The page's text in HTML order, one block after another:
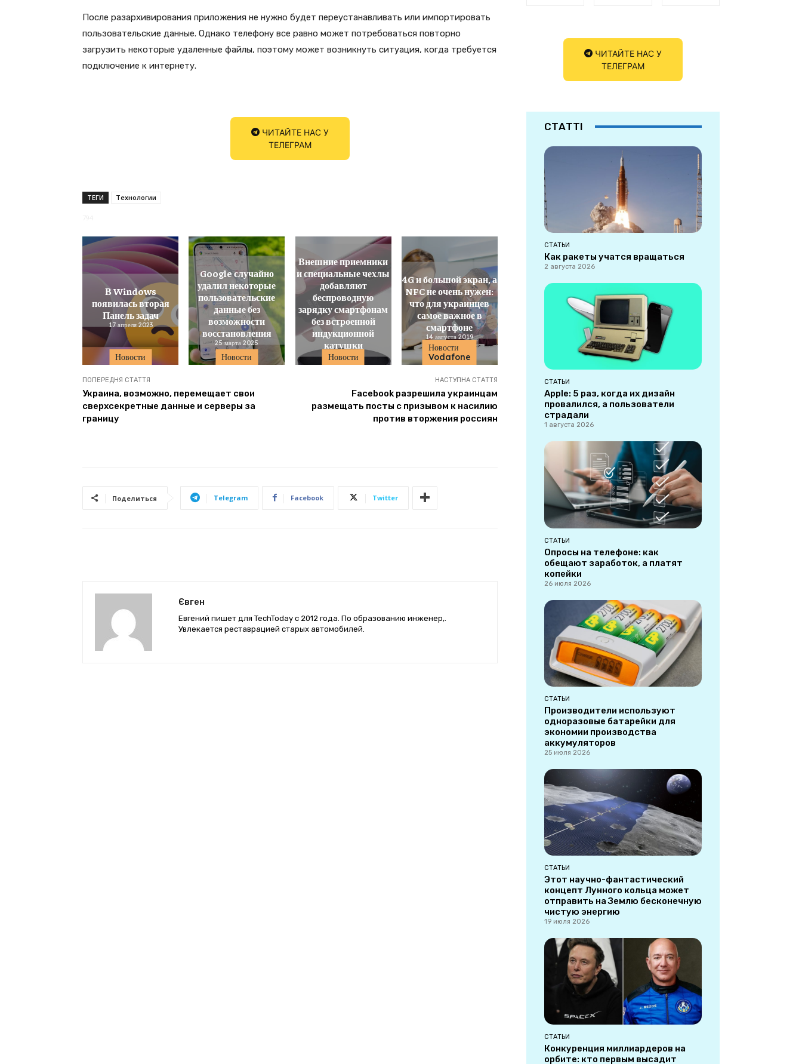
После разархивирования приложения не нужно будет переустанавливать или импортировать
пользовательские данные. Однако телефону все равно может потребоваться повторно
загрузить некоторые удаленные файлы, поэтому может возникнуть ситуация, когда требуется
подключение к интернету.
ЧИТАЙТЕ НАС У
ТЕЛЕГРАМ
ТЕГИ Технологии
Новости
В Windows
появилась вторая
Панель задач
17 апреля 2023
Новости
Google случайно
удалил некоторые
пользовательские
данные без
возможности
восстановления
25 марта 2025
Новости
Внешние приемники
и специальные чехлы
добавляют
беспроводную
зарядку смартфонам
без встроенной
индукционной
катушки
10 июня 2026
Новости
Vodafone
4G и большой экран, а
NFC не очень нужен:
что для украинцев
самое важное в
смартфоне
14 августа 2019
ПОПЕРЕДНЯ СТАТТЯ
Украина, возможно, перемещает свои
сверхсекретные данные и серверы за
границу
НАСТУПНА СТАТТЯ
Facebook разрешила украинцам
размещать посты с призывом к насилию
против вторжения россиян
Поделиться Telegram Facebook Twitter
Євген
Евгений пишет для TechToday с 2012 года. По образованию инженер,.
Увлекается реставрацией старых автомобилей.
ЧИТАЙТЕ НАС У
ТЕЛЕГРАМ
СТАТТІ
СТАТЬИ
Как ракеты учатся вращаться
2 августа 2026
СТАТЬИ
Apple: 5 раз, когда их дизайн
провалился, а пользователи
страдали
1 августа 2026
СТАТЬИ
Опросы на телефоне: как
обещают заработок, а платят
копейки
26 июля 2026
СТАТЬИ
Производители используют
одноразовые батарейки для
экономии производства
аккумуляторов
25 июля 2026
СТАТЬИ
Этот научно-фантастический
концепт Лунного кольца может
отправить на Землю бесконечную
чистую энергию
19 июля 2026
СТАТЬИ
Конкуренция миллиардеров на
орбите: кто первым высадит